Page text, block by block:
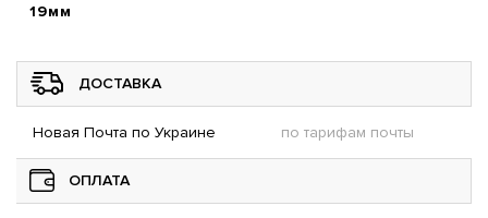
19мм
ДОСТАВКА
Новая Почта по Украине по тарифам почты
ОПЛАТА